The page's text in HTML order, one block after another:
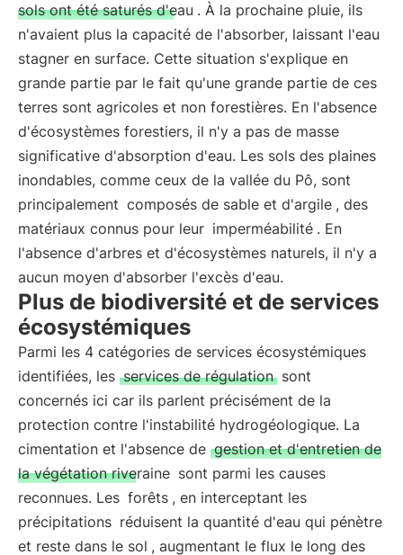
sols ont été saturés d'eau . À la prochaine pluie, ils
n'avaient plus la capacité de l'absorber, laissant l'eau
stagner en surface. Cette situation s'explique en
grande partie par le fait qu'une grande partie de ces
terres sont agricoles et non forestières. En l'absence
d'écosystèmes forestiers, il n'y a pas de masse
significative d'absorption d'eau. Les sols des plaines
inondables, comme ceux de la vallée du Pô, sont
principalement composés de sable et d'argile , des
matériaux connus pour leur imperméabilité . En
l'absence d'arbres et d'écosystèmes naturels, il n'y a
aucun moyen d'absorber l'excès d'eau.
Plus de biodiversité et de services
écosystémiques
Parmi les 4 catégories de services écosystémiques
identifiées, les services de régulation sont
concernés ici car ils parlent précisément de la
protection contre l'instabilité hydrogéologique. La
cimentation et l'absence de gestion et d'entretien de
la végétation riveraine sont parmi les causes
reconnues. Les forêts , en interceptant les
précipitations réduisent la quantité d'eau qui pénètre
et reste dans le sol , augmentant le flux le long des